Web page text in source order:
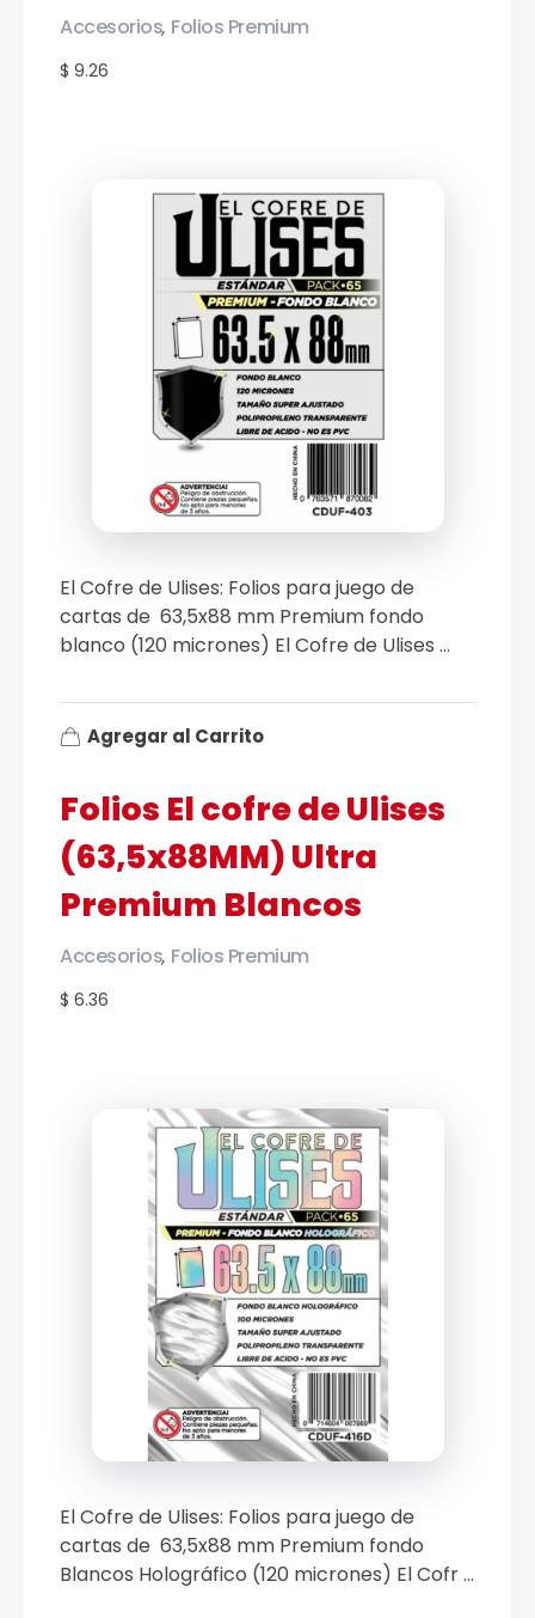
$ 9.26
Accesorios, Folios Premium
Folios El cofre de Ulises
(63,5x88MM) Ultra
Premium Blancos
$ 6.36
Accesorios, Folios Premium
El Cofre de Ulises: Folios para juego de
cartas de 63,5x88 mm Premium fondo
blanco (120 micrones) El Cofre de Ulises ...
Agregar al Carrito
El Cofre de Ulises: Folios para juego de
cartas de 63,5x88 mm Premium fondo
Blancos Holográfico (120 micrones) El Cofr ...